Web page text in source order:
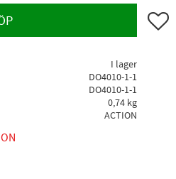
Lägg
I lager
DO4010-1-1
DO4010-1-1
0,74 kg
ACTION